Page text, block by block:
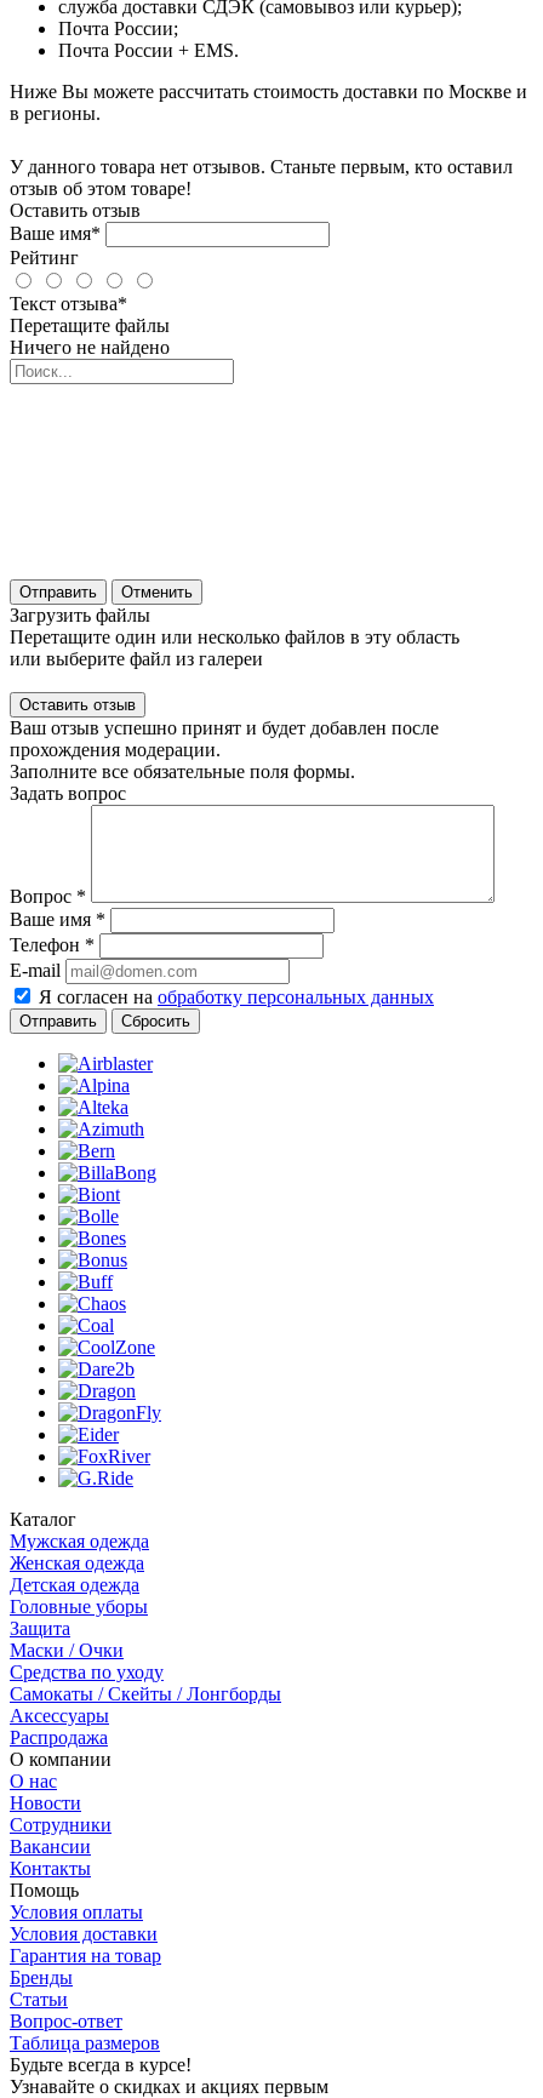
служба доставки СДЭК (самовывоз или курьер);
Почта России;
Почта России + EMS.
Ниже Вы можете рассчитать стоимость доставки по Москве и
в регионы.
У данного товара нет отзывов. Станьте первым, кто оставил
отзыв об этом товаре!
Оставить отзыв
Ваше имя*
Рейтинг
Текст отзыва*
Перетащите файлы
Ничего не найдено
Отправить Отменить
Загрузить файлы
Перетащите один или несколько файлов в эту область
или выберите файл из галереи
Ваш отзыв успешно принят и будет добавлен после
прохождения модерации.
Заполните все обязательные поля формы.
Задать вопрос
Вопрос *
Ваше имя *
Телефон *
E-mail
Я согласен на обработку персональных данных
Сбросить
Каталог
Мужская одежда
Женская одежда
Детская одежда
Головные уборы
Защита
Маски / Очки
Средства по уходу
Самокаты / Скейты / Лонгборды
Аксессуары
Распродажа
О компании
О нас
Новости
Сотрудники
Вакансии
Контакты
Помощь
Условия оплаты
Условия доставки
Гарантия на товар
Бренды
Статьи
Вопрос-ответ
Таблица размеров
Будьте всегда в курсе!
Узнавайте о скидках и акциях первым